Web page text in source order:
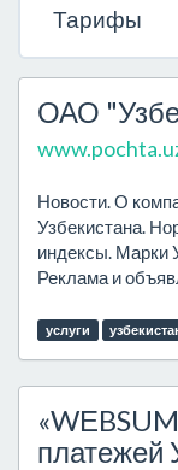
ОАО
Новости. О
Узбекистана.
индексы. Марки
Реклама и
услуги
платежей